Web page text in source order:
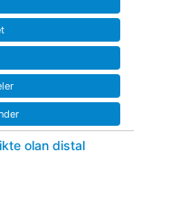
olan distal